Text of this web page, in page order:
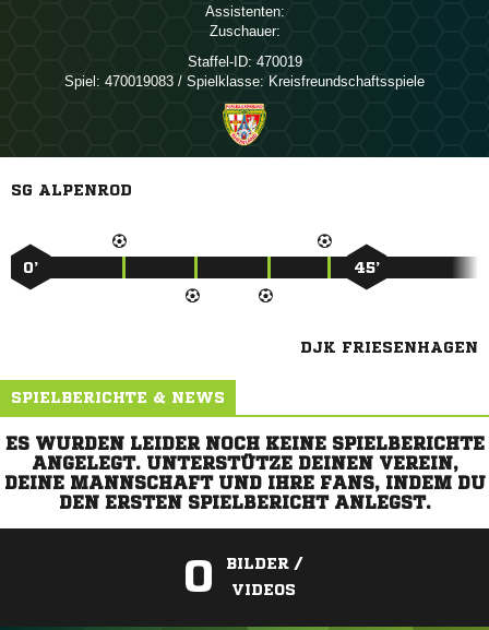
Assistenten:
Zuschauer:
Staffel-ID: 470019
Spiel: 470019083 / Spielklasse: Kreisfreundschaftsspiele
SG ALPENROD
0’ 45’
DJK FRIESENHAGEN
SPIELBERICHTE & NEWS
ES WURDEN LEIDER NOCH KEINE SPIELBERICHTE
ANGELEGT. UNTERSTÜTZE DEINEN VEREIN,
DEINE MANNSCHAFT UND IHRE FANS, INDEM DU
DEN ERSTEN SPIELBERICHT ANLEGST.
0
BILDER /
VIDEOS